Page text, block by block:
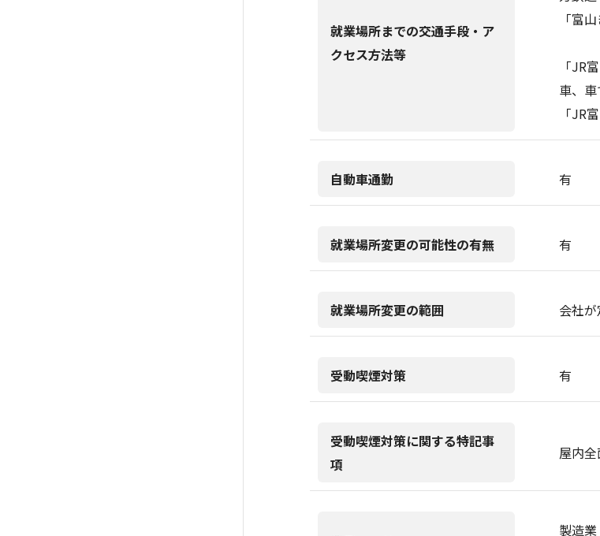
就業場所までの交通手段・ア
クセス方法等
「富
「JR
車、
「JR
自動車通勤 有
就業場所変更の可能性の有無 有
就業場所変更の範囲 会社
受動喫煙対策 有
受動喫煙対策に関する特記事
項
屋内
製造